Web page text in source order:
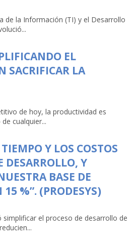
de la Información (TI) y el Desarrollo
EL
SACRIFICAR LA
de hoy, la productividad es
cualquier...
Y LOS COSTOS
DESARROLLO, Y
BASE DE
%”. (PRODESYS)
el proceso de desarrollo de